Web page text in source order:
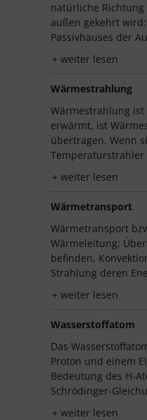
natürliche
außen gekehrt
Passivhauses der
weiter lesen
Wärmestrahlung
Wärmestrahlung
erwärmt, ist
übertragen. Wenn
Temperaturstrahler
weiter lesen
Wärmetransport
Wärmetransport
Wärmeleitung:
befinden,
Strahlung deren
weiter lesen
Wasserstoffatom
Das
Proton und einem
Bedeutung des H-
Schrödinger-
weiter lesen